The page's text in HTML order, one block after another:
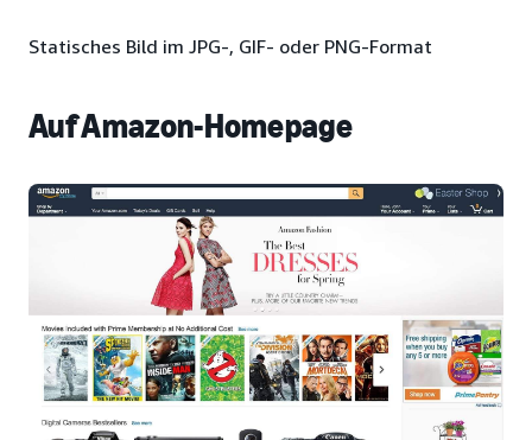
Statisches Bild im JPG-, GIF- oder PNG-Format
Auf Amazon-Homepage